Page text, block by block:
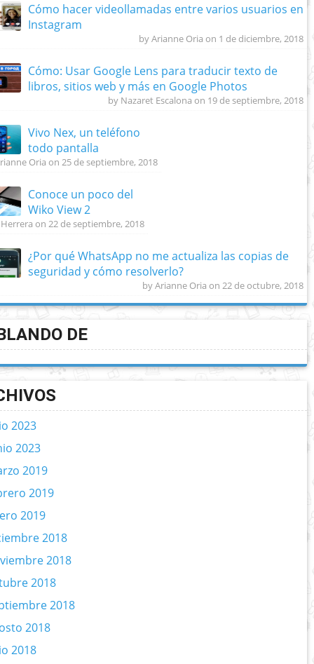
Cómo hacer videollamadas entre varios usuarios en
Instagram
by Arianne Oria on 1 de diciembre, 2018
Cómo: Usar Google Lens para traducir texto de
libros, sitios web y más en Google Photos
by Nazaret Escalona on 19 de septiembre, 2018
Vivo Nex, un teléfono
todo pantalla
Oria on 25 de septiembre, 2018
Conoce un poco del
Wiko View 2
on 22 de septiembre, 2018
¿Por qué WhatsApp no me actualiza las copias de
seguridad y cómo resolverlo?
by Arianne Oria on 22 de octubre, 2018
DE
2023
2023
2019
2019
2019
2018
2018
2018
2018
2018
2018